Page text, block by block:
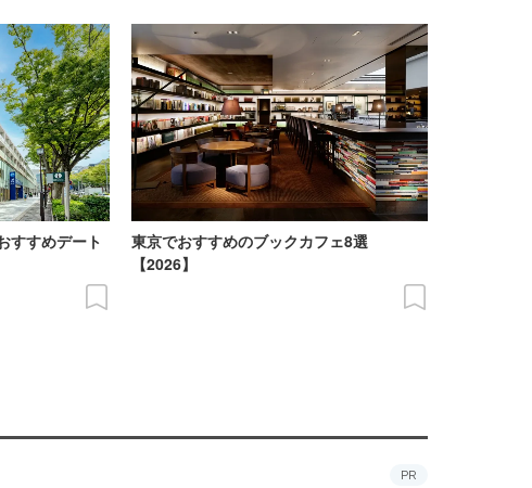
すすめデート
東京でおすすめのブックカフェ8選
【2026】
PR